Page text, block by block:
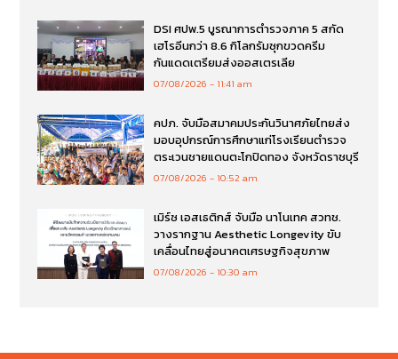
DSI ศปพ.5 บูรณาการตำรวจภาค 5 สกัด
เฮโรอีนกว่า 8.6 กิโลกรัมซุกขวดครีม
กันแดดเตรียมส่งออสเตรเลีย
07/08/2026 11:41 am
คปภ. จับมือสมาคมประกันวินาศภัยไทยส่ง
มอบอุปกรณ์การศึกษาแก่โรงเรียนตำรวจ
ตระเวนชายแดนตะโกปิดทอง จังหวัดราชบุรี
07/08/2026 10:52 am
เมิร์ซ เอสเธติกส์ จับมือ นาโนเทค สวทช.
วางรากฐาน Aesthetic Longevity ขับ
เคลื่อนไทยสู่อนาคตเศรษฐกิจสุขภาพ
07/08/2026 10:30 am